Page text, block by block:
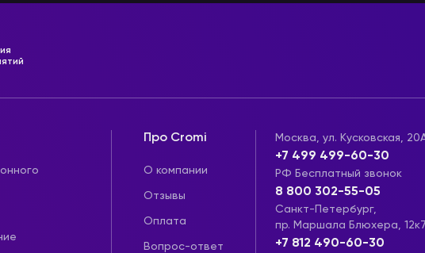
Про Cromi
О компании
Отзывы
Оплата
Вопрос-ответ
Москва, ул. Кусковская,
+7 499 499-60-30
РФ Бесплатный звонок
8 800 302-55-05
Санкт-Петербург,
пр. Маршала Блюхера,
+7 812 490-60-30